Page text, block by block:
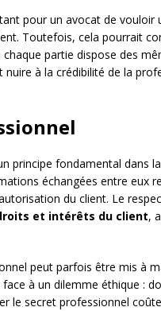
pour un avocat de vouloir
Toutefois, cela pourrait
chaque partie dispose des
à la crédibilité de la
principe fondamental dans
échangées entre eux
du client. Le
et intérêts du client,
peut parfois être mis à
à un dilemme éthique :
le secret professionnel